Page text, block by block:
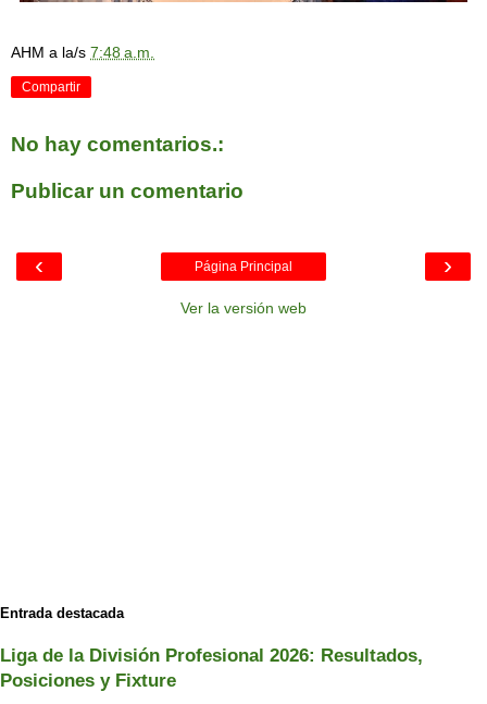
AHM a la/s 7:48 a.m.
Compartir
No hay comentarios.:
Publicar un comentario
‹ ›
Página Principal
Ver la versión web
Entrada destacada
Liga de la División Profesional 2026: Resultados,
Posiciones y Fixture